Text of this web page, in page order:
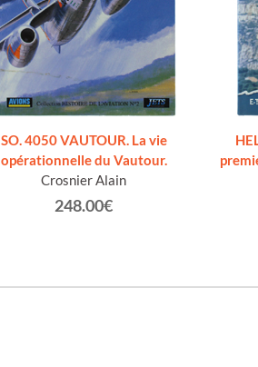
SO. 4050 VAUTOUR. La vie
opérationnelle du Vautour.
Crosnier Alain
248.00€